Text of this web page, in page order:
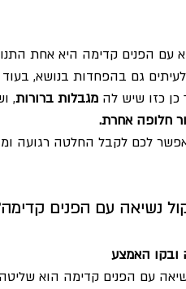
עם הפנים קדימה היא אחת
גם בהפחדות בנושא,
כזו שיש לה מגבלות ברורות,
חלופה אחרת.
לכם לקבל החלטה רגועה
נשיאה עם הפנים
ובקו האמצע
עם הפנים קדימה הוא